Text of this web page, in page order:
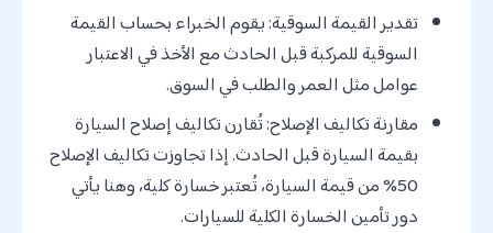
تقدير القيمة السوقية: يقوم الخبراء بحساب القيمة
السوقية للمركبة قبل الحادث مع الأخذ في الاعتبار
عوامل مثل العمر والطلب في السوق.
مقارنة تكاليف الإصلاح: تُقارن تكاليف إصلاح السيارة
بقيمة السيارة قبل الحادث. إذا تجاوزت تكاليف الإصلاح
50% من قيمة السيارة، تُعتبر خسارة كلية، وهنا يأتي
دور تأمين الخسارة الكلية للسيارات.